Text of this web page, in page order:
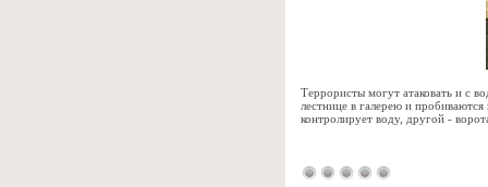
Террористы могут атаковать и с
лестнице в галерею и
контролирует воду, другой -